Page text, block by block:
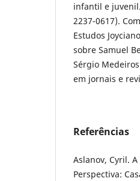
infantil e
2237-0617).
Estudos
sobre Samuel
Sérgio
em jornais e
Referências
Aslanov, Cyril.
Perspectiva: